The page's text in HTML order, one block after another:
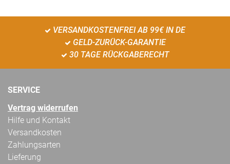
VERSANDKOSTENFREI AB 99€ IN DE
GELD-ZURÜCK-GARANTIE
30 TAGE RÜCKGABERECHT
SERVICE
Vertrag widerrufen
Hilfe und Kontakt
Versandkosten
Zahlungsarten
Lieferung